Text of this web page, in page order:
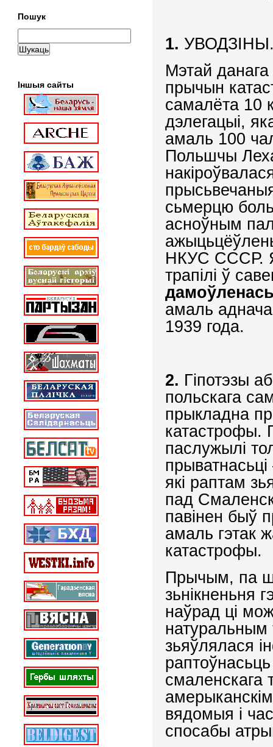
1.
Мэтай
прычын
самалёта 10
дэлегацыі,
амаль 100
Польшчы
сьмерцю
асноўным
НКУС СССР.
трапілі ў
амаль
1939 года.
2. Гіпотэзы
польскага
прыкладна
катастрофы.
паслужылі
які раптам
пад
павінен быў
амаль гэтак
катастрофы.
Прычым, па
зьнікненьня
наўрад ці
натуральным
зьяўлялася
раптоўнасьць
смаленскага
вядомыя і
спосабы
Пошук
Іншыя сайты